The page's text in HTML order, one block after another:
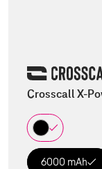
Crosscall X-
6000 mAh